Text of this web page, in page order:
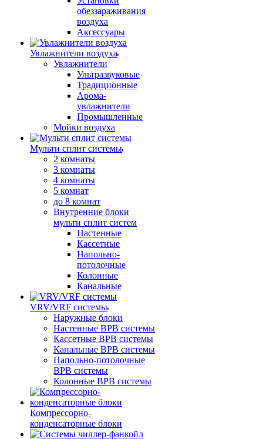
обеззараживания
воздуха
Аксессуары
Увлажнители воздуха
Увлажнители
Ультразвуковые
Традиционные
Арома-
увлажнители
Промышленные
Мойки воздуха
Мульти сплит системы
2 комнаты
3 комнаты
4 комнаты
5 комнат
до 8 комнат
Внутренние блоки
мульти сплит систем
Настенные
Кассетные
Напольно-
потолочные
Колонные
Канальные
VRV/VRF системы
Наружные блоки
Настенные ВРВ системы
Кассетные ВРВ системы
Канальные ВРВ системы
Напольно-потолочные
ВРВ системы
Колонные ВРВ системы
Компрессорно-
конденсаторные блоки